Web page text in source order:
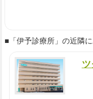
■「伊予診療所」の近隣